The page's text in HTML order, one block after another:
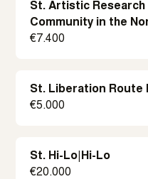
St. Artistic Research
Community in the
€7.400
St. Liberation Route
€5.000
St. Hi-Lo Hi-Lo
€20.000